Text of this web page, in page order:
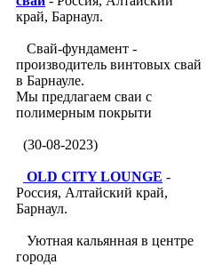
край, Барнаул.
Свай-фундамент -
производитель винтовых свай
в Барнауле.
Мы предлагаем сваи с
полимерным покрыти
(30-08-2023)
OLD CITY LOUNGE -
Россия, Алтайский край,
Барнаул.
Уютная кальянная в центре
города